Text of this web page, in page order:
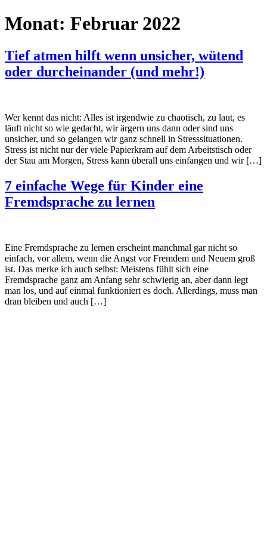
Monat: Februar 2022
Tief atmen hilft wenn unsicher, wütend
oder durcheinander (und mehr!)
Wer kennt das nicht: Alles ist irgendwie zu chaotisch, zu laut, es
läuft nicht so wie gedacht, wir ärgern uns dann oder sind uns
unsicher, und so gelangen wir ganz schnell in Stresssituationen.
Stress ist nicht nur der viele Papierkram auf dem Arbeitstisch oder
der Stau am Morgen, Stress kann überall uns einfangen und wir […]
7 einfache Wege für Kinder eine
Fremdsprache zu lernen
Eine Fremdsprache zu lernen erscheint manchmal gar nicht so
einfach, vor allem, wenn die Angst vor Fremdem und Neuem groß
ist. Das merke ich auch selbst: Meistens fühlt sich eine
Fremdsprache ganz am Anfang sehr schwierig an, aber dann legt
man los, und auf einmal funktioniert es doch. Allerdings, muss man
dran bleiben und auch […]